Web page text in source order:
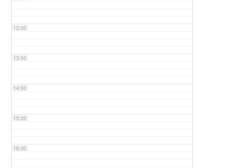
12:00
13:00
14:00
15:00
16:00